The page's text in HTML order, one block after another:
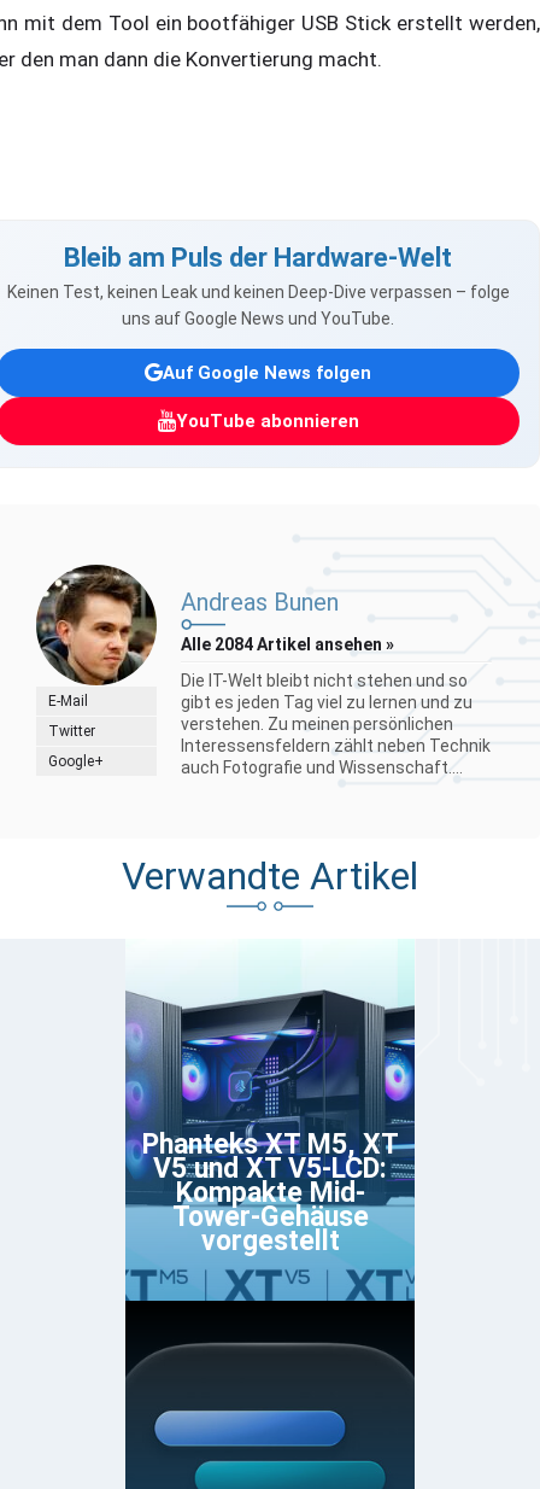
mit dem Tool ein bootfähiger USB Stick erstellt werden,
den man dann die Konvertierung macht.
Bleib am Puls der Hardware-Welt
Keinen Test, keinen Leak und keinen Deep-Dive verpassen – folge
uns auf Google News und YouTube.
Auf Google News folgen
YouTube abonnieren
E-Mail
Twitter
Google+
Andreas Bunen
Alle 2084 Artikel ansehen »
Die IT-Welt bleibt nicht stehen und so
gibt es jeden Tag viel zu lernen und zu
verstehen. Zu meinen persönlichen
Interessensfeldern zählt neben Technik
auch Fotografie und Wissenschaft....
Verwandte Artikel
Phanteks XT M5, XT
V5 und XT V5-LCD:
Kompakte Mid-
Tower-Gehäuse
vorgestellt